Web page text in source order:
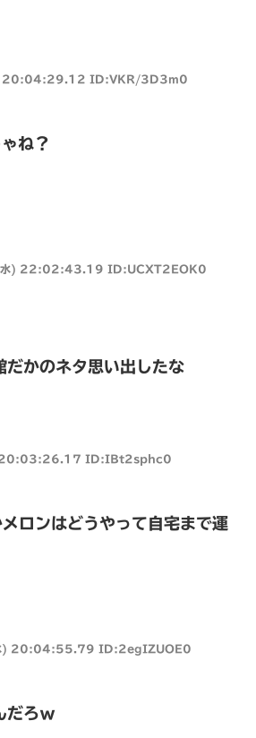
ID:VKR/3D3m0
ね？
) 22:02:43.19 ID:UCXT2EOK0
だかのネタ思い出したな
ID:IBt2sphc0
ロンはどうやって自宅まで運
20:04:55.79 ID:2egIZUOE0
だろｗ